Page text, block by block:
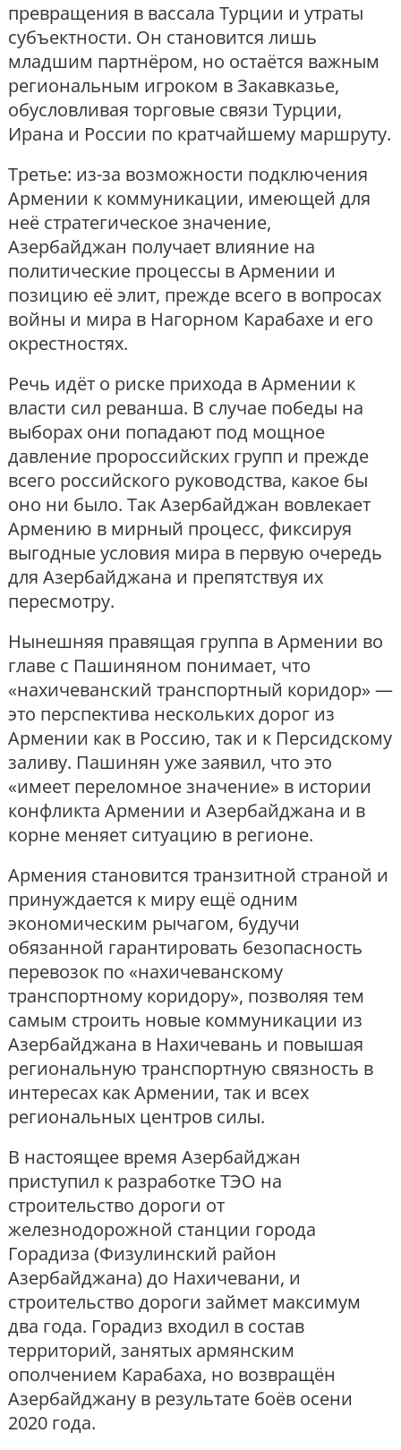
превращения в вассала Турции и утраты
субъектности. Он становится лишь
младшим партнёром, но остаётся важным
региональным игроком в Закавказье,
обусловливая торговые связи Турции,
Ирана и России по кратчайшему маршруту.
Третье: из-за возможности подключения
Армении к коммуникации, имеющей для
неё стратегическое значение,
Азербайджан получает влияние на
политические процессы в Армении и
позицию её элит, прежде всего в вопросах
войны и мира в Нагорном Карабахе и его
окрестностях.
Речь идёт о риске прихода в Армении к
власти сил реванша. В случае победы на
выборах они попадают под мощное
давление пророссийских групп и прежде
всего российского руководства, какое бы
оно ни было. Так Азербайджан вовлекает
Армению в мирный процесс, фиксируя
выгодные условия мира в первую очередь
для Азербайджана и препятствуя их
пересмотру.
Нынешняя правящая группа в Армении во
главе с Пашиняном понимает, что
«нахичеванский транспортный коридор» —
это перспектива нескольких дорог из
Армении как в Россию, так и к Персидскому
заливу. Пашинян уже заявил, что это
«имеет переломное значение» в истории
конфликта Армении и Азербайджана и в
корне меняет ситуацию в регионе.
Армения становится транзитной страной и
принуждается к миру ещё одним
экономическим рычагом, будучи
обязанной гарантировать безопасность
перевозок по «нахичеванскому
транспортному коридору», позволяя тем
самым строить новые коммуникации из
Азербайджана в Нахичевань и повышая
региональную транспортную связность в
интересах как Армении, так и всех
региональных центров силы.
В настоящее время Азербайджан
приступил к разработке ТЭО на
строительство дороги от
железнодорожной станции города
Горадиза (Физулинский район
Азербайджана) до Нахичевани, и
строительство дороги займет максимум
два года. Горадиз входил в состав
территорий, занятых армянским
ополчением Карабаха, но возвращён
Азербайджану в результате боёв осени
2020 года.